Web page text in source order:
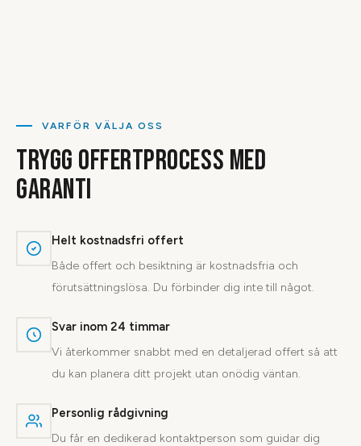
VARFÖR VÄLJA OSS
TRYGG OFFERTPROCESS MED
GARANTI
Helt kostnadsfri offert
Både offert och besiktning är kostnadsfria och
förutsättningslösa. Du förbinder dig inte till något.
Svar inom 24 timmar
Vi återkommer snabbt med en detaljerad offert så att
du kan planera ditt projekt utan onödig väntan.
Personlig rådgivning
Du får en dedikerad kontaktperson som guidar dig